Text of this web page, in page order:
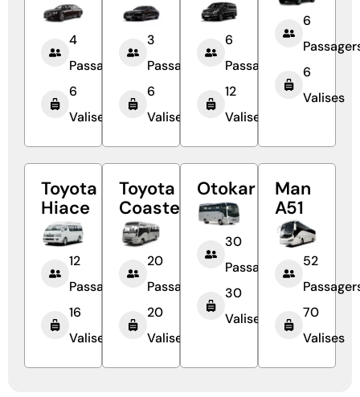
4
Passagers
6
Valises
3
Passagers
6
Valises
6
Passagers
12
Valises
6
6
Valises
Toyota
Hiace
12
Passagers
16
Valises
Toyota
Coaster
20
Passagers
20
Valises
Otokar
30
Passagers
30
Valises
Man
A51
52
70
Valises